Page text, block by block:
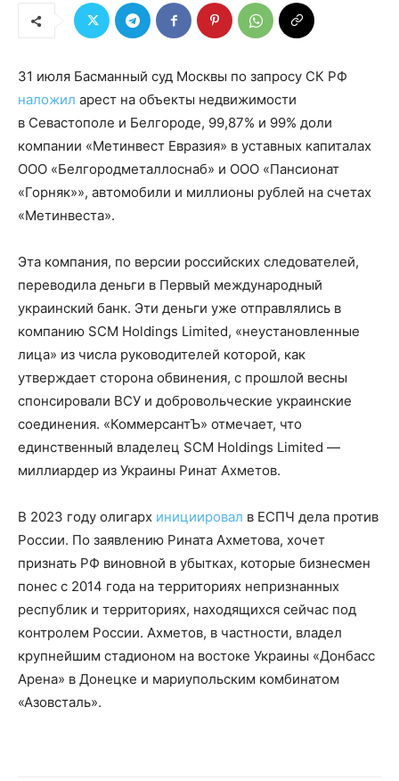
31 июля Басманный суд Москвы по запросу СК РФ
наложил арест на объекты недвижимости
в Севастополе и Белгороде, 99,87% и 99% доли
компании «Метинвест Евразия» в уставных капиталах
ООО «Белгородметаллоснаб» и ООО «Пансионат
«Горняк»», автомобили и миллионы рублей на счетах
«Метинвеста».
Эта компания, по версии российских следователей,
переводила деньги в Первый международный
украинский банк. Эти деньги уже отправлялись в
компанию SCM Holdings Limited, «неустановленные
лица» из числа руководителей которой, как
утверждает сторона обвинения, с прошлой весны
спонсировали ВСУ и добровольческие украинские
соединения. «КоммерсантЪ» отмечает, что
единственный владелец SCM Holdings Limited —
миллиардер из Украины Ринат Ахметов.
В 2023 году олигарх инициировал в ЕСПЧ дела против
России. По заявлению Рината Ахметова, хочет
признать РФ виновной в убытках, которые бизнесмен
понес с 2014 года на территориях непризнанных
республик и территориях, находящихся сейчас под
контролем России. Ахметов, в частности, владел
крупнейшим стадионом на востоке Украины «Донбасс
Арена» в Донецке и мариупольским комбинатом
«Азовсталь».